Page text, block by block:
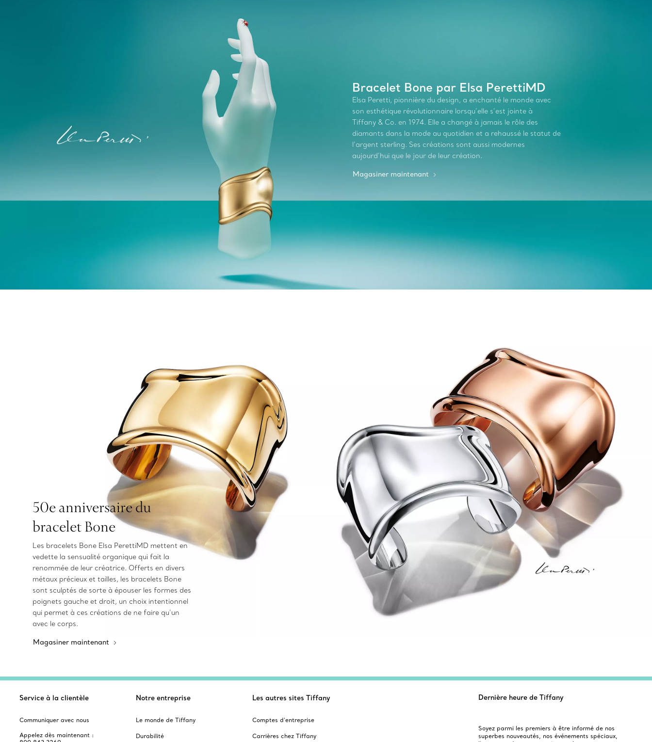
Bracelet Bone par Elsa PerettiMD
Elsa Peretti, pionnière du design, a enchanté le monde avec
son esthétique révolutionnaire lorsqu’elle s’est jointe à
Tiffany & Co. en 1974. Elle a changé à jamais le rôle des
diamants dans la mode au quotidien et a rehaussé le statut de
l’argent sterling. Ses créations sont aussi modernes
aujourd’hui que le jour de leur création.
Magasiner maintenant
50e anniversaire du
bracelet Bone
Les bracelets Bone Elsa PerettiMD mettent en
vedette la sensualité organique qui fait la
renommée de leur créatrice. Offerts en divers
métaux précieux et tailles, les bracelets Bone
sont sculptés de sorte à épouser les formes des
poignets gauche et droit, un choix intentionnel
qui permet à ces créations de ne faire qu’un
avec le corps.
Magasiner maintenant
Service à la clientèle
Communiquer avec nous
Appelez dès maintenant :
Notre entreprise
Le monde de Tiffany
Durabilité
Les autres sites Tiffany
Comptes d’entreprise
Carrières chez Tiffany
Dernière heure de Tiffany
Soyez parmi les premiers à être informé de nos
superbes nouveautés, nos événements spéciaux,